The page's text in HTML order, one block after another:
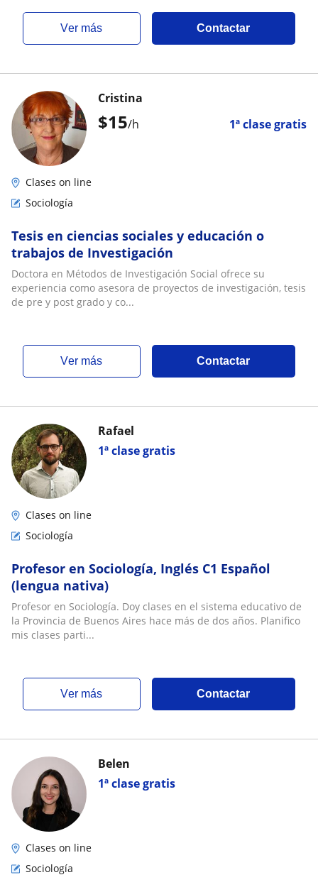
ver más Contactar
$15/h 1ª clase gratis
Cristina
Clases on line
Sociología
Tesis en ciencias sociales y educación o
trabajos de Investigación
Doctora en Métodos de Investigación Social ofrece su
experiencia como asesora de proyectos de investigación, tesis
de pre y post grado y co...
ver más Contactar
1ª clase gratis
Rafael
Clases on line
Sociología
Profesor en Sociología, Inglés C1 Español
(lengua nativa)
Profesor en Sociología. Doy clases en el sistema educativo de
la Provincia de Buenos Aires hace más de dos años. Planifico
mis clases parti...
ver más Contactar
1ª clase gratis
Belen
Clases on line
Sociología